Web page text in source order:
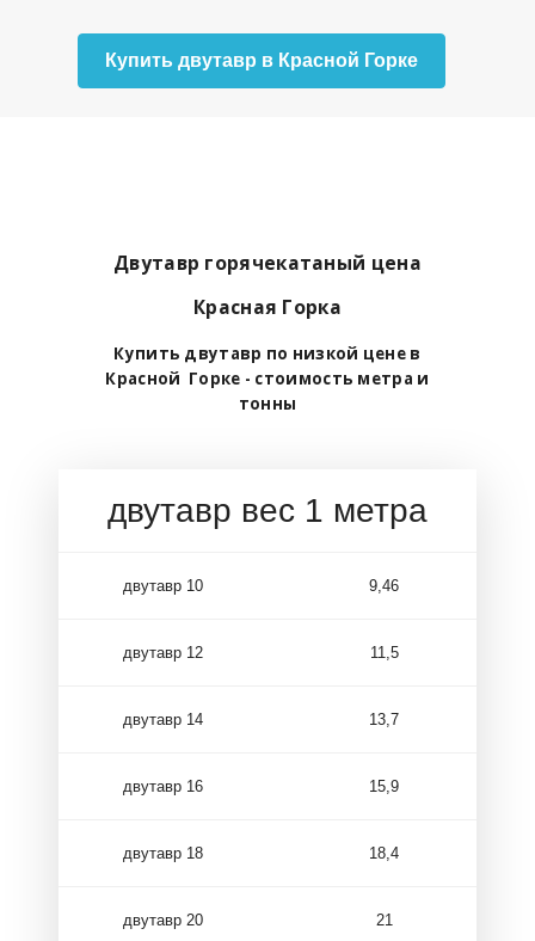
Купить двутавр в Красной Горке
Двутавр горячекатаный цена
Красная Горка
Купить двутавр по низкой цене в
Красной Горке - стоимость метра и
тонны
двутавр вес 1 метра
двутавр 10 9,46
двутавр 12 11,5
двутавр 14 13,7
двутавр 16 15,9
двутавр 18 18,4
двутавр 20 21